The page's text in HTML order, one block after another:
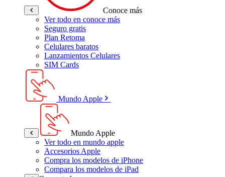
Conoce más
Ver todo en conoce más
Seguro gratis
Plan Retoma
Celulares baratos
Lanzamientos Celulares
SIM Cards
Mundo Apple
Mundo Apple
Ver todo en mundo apple
Accesorios Apple
Compra los modelos de iPhone
Compara los modelos de iPad